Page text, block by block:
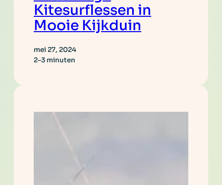
Kitesurflessen in
Mooie Kijkduin
mei 27, 2024
2–3 minuten